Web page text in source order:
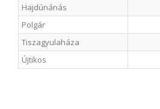
Hajdúnánás
Polgár
Tiszagyulaháza
Újtikos